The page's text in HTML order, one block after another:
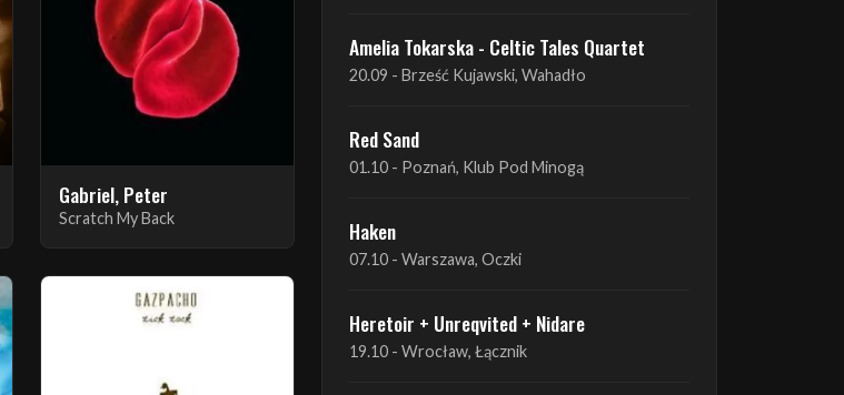
Gabriel, Peter
Scratch My Back
Red Sand
01.10 - Poznań, Klub Pod Minogą
Haken
07.10 - Warszawa, Oczki
Heretoir + Unreqvited + Nidare
19.10 - Wrocław, Łącznik
THE SISTERS OF MERCY
22.10 - Wrocław, A2 - Centrum Koncertowe